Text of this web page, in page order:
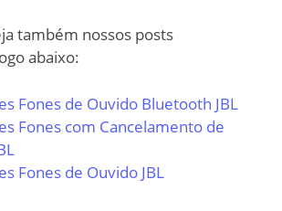
também nossos posts
abaixo:
Fones de Ouvido Bluetooth JBL
Fones com Cancelamento de
Fones de Ouvido JBL